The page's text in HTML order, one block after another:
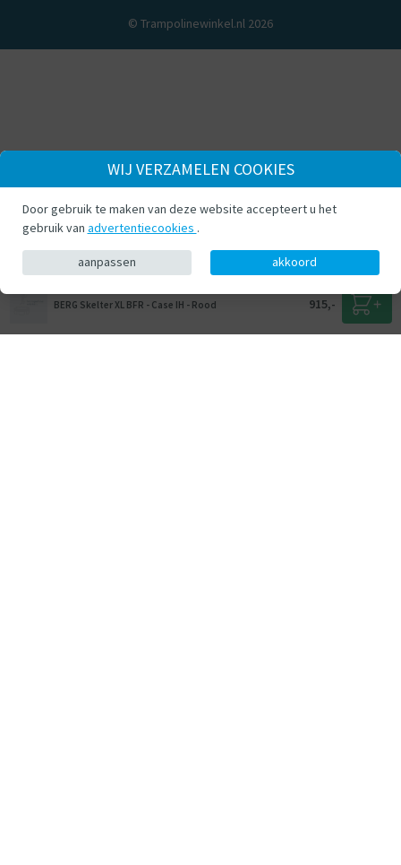
BERG Skelter XL BFR - Case IH - Rood 915,-
© Trampolinewinkel.nl 2026
WIJ VERZAMELEN COOKIES
Door gebruik te maken van deze website accepteert u het
gebruik van advertentiecookies .
aanpassen akkoord